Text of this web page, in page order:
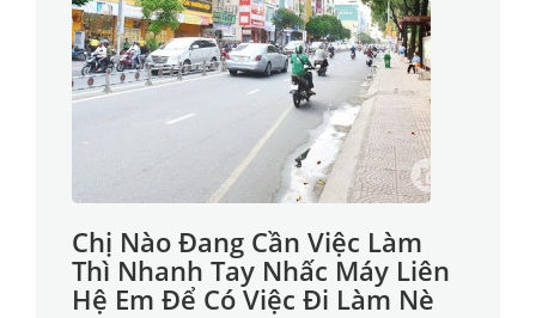
Chị Nào Đang Cần Việc Làm
Thì Nhanh Tay Nhấc Máy Liên
Hệ Em Để Có Việc Đi Làm Nè